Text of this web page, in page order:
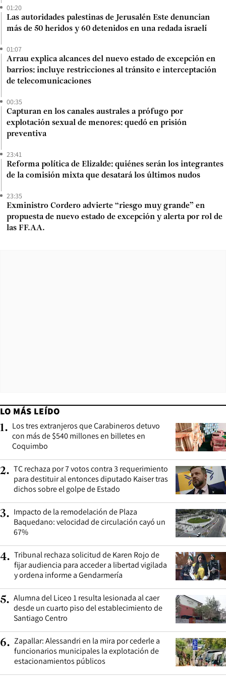
01:20
Las autoridades palestinas de Jerusalén Este denuncian
más de 50 heridos y 60 detenidos en una redada israelí
01:07
Arrau explica alcances del nuevo estado de excepción en
barrios: incluye restricciones al tránsito e interceptación
de telecomunicaciones
00:35
Capturan en los canales australes a prófugo por
explotación sexual de menores: quedó en prisión
preventiva
23:41
Reforma política de Elizalde: quiénes serán los integrantes
de la comisión mixta que desatará los últimos nudos
23:35
Exministro Cordero advierte “riesgo muy grande” en
propuesta de nuevo estado de excepción y alerta por rol de
las FF.AA.
LO MÁS LEÍDO
1. Los tres extranjeros que Carabineros detuvo
con más de $540 millones en billetes en
Coquimbo
2. TC rechaza por 7 votos contra 3 requerimiento
para destituir al entonces diputado Kaiser tras
dichos sobre el golpe de Estado
3. Impacto de la remodelación de Plaza
Baquedano: velocidad de circulación cayó un
67%
4. Tribunal rechaza solicitud de Karen Rojo de
fijar audiencia para acceder a libertad vigilada
y ordena informe a Gendarmería
5. Alumna del Liceo 1 resulta lesionada al caer
desde un cuarto piso del establecimiento de
Santiago Centro
6. Zapallar: Alessandri en la mira por cederle a
funcionarios municipales la explotación de
estacionamientos públicos